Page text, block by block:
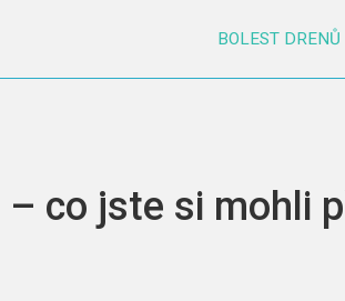
BOLEST DRENŮ
co jste si mohli